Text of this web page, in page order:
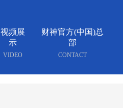
视频展
示
VIDEO
财神官方(中国)总
部
CONTACT